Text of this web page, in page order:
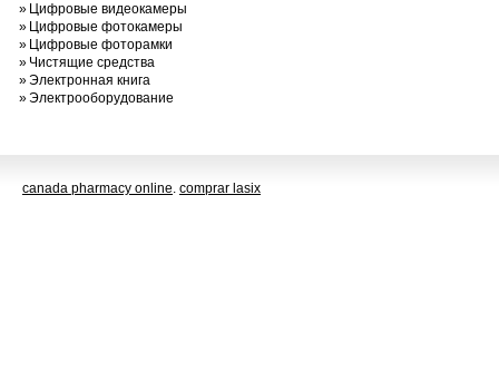
» Цифровые видеокамеры
» Цифровые фотокамеры
» Цифровые фоторамки
» Чистящие средства
»Электронная книга
»Электрооборудование
canada pharmacy online. comprar lasix